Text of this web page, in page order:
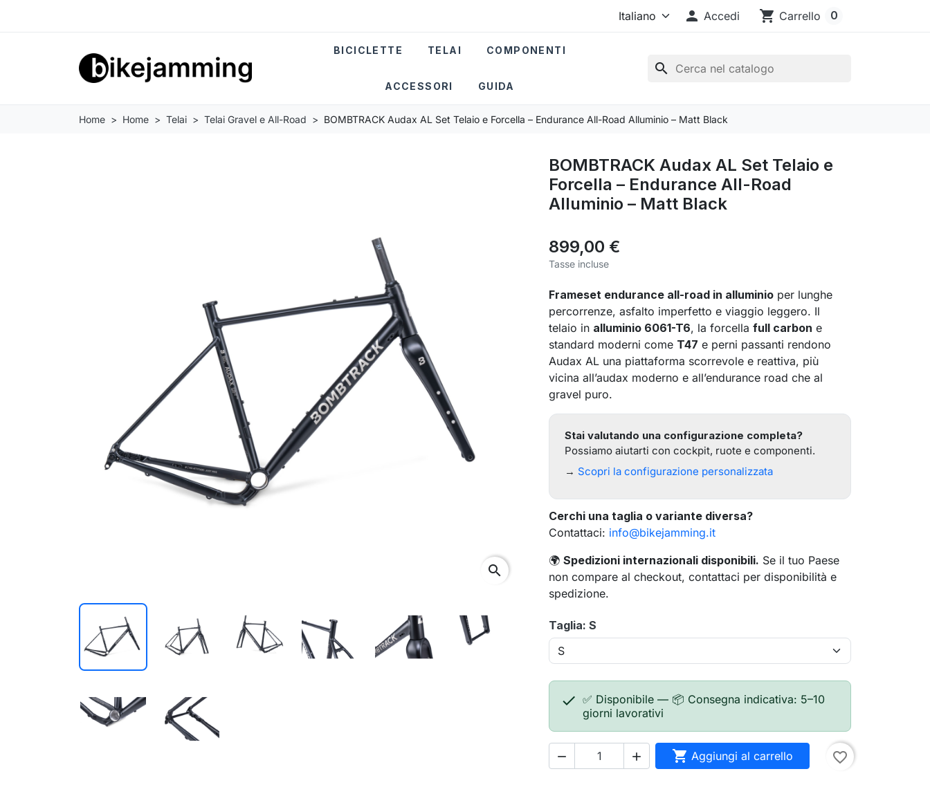
 Accedi shopping_cart Carrello 0
search
BICICLETTE TELAI COMPONENTI
ACCESSORI GUIDA
Home Home Telai Telai Gravel e All-Road BOMBTRACK Audax AL Set Telaio e Forcella – Endurance All-Road Alluminio – Matt Black
search
BOMBTRACK Audax AL Set Telaio e
Forcella – Endurance All-Road
Alluminio – Matt Black
899,00 €
Tasse incluse
Frameset endurance all-road in alluminio per lunghe
percorrenze, asfalto imperfetto e viaggio leggero. Il
telaio in alluminio 6061-T6, la forcella full carbon e
standard moderni come T47 e perni passanti rendono
Audax AL una piattaforma scorrevole e reattiva, più
vicina all’audax moderno e all’endurance road che al
gravel puro.
Stai valutando una configurazione completa?
Possiamo aiutarti con cockpit, ruote e componenti.
→ Scopri la configurazione personalizzata
Cerchi una taglia o variante diversa?
Contattaci: info@bikejamming.it
🌍 Spedizioni internazionali disponibili. Se il tuo Paese
non compare al checkout, contattaci per disponibilità e
spedizione.
Taglia: S
 ✅ Disponibile — 📦 Consegna indicativa: 5–10
giorni lavorativi
   Aggiungi al carrello favorite_border